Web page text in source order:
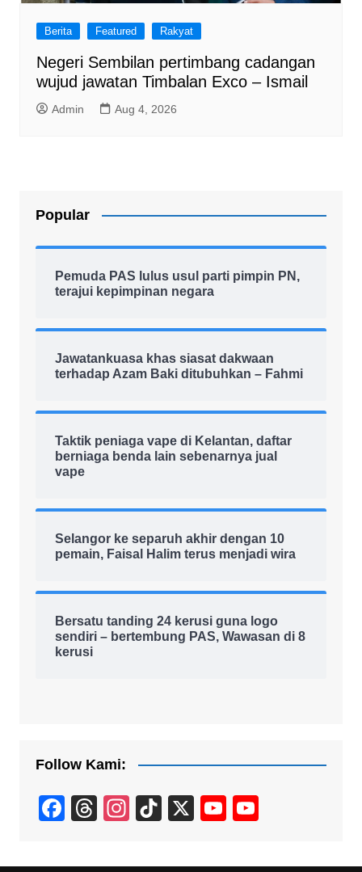
Berita Featured Rakyat
Negeri Sembilan pertimbang cadangan
wujud jawatan Timbalan Exco – Ismail
Admin Aug 4, 2026
Popular
Pemuda PAS lulus usul parti pimpin PN,
terajui kepimpinan negara
Jawatankuasa khas siasat dakwaan
terhadap Azam Baki ditubuhkan – Fahmi
Taktik peniaga vape di Kelantan, daftar
berniaga benda lain sebenarnya jual
vape
Selangor ke separuh akhir dengan 10
pemain, Faisal Halim terus menjadi wira
Bersatu tanding 24 kerusi guna logo
sendiri – bertembung PAS, Wawasan di 8
kerusi
Follow Kami:
F
c
T
e
In
a
Ti
T
X
Y
u
u